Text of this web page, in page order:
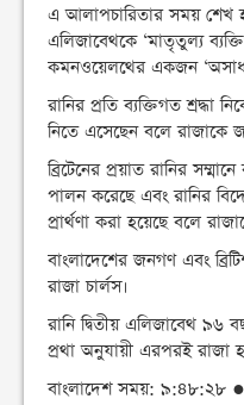
এ আলাপচারিতার সময় শেখ
এলিজাবেথকে ‘মাতৃতুল্য
কমনওয়েলথের একজন
রানির প্রতি ব্যক্তিগত শ্রদ্ধা
নিতে এসেছেন বলে রাজাকে
ব্রিটেনের প্রয়াত রানির
পালন করেছে এবং রানির
প্রার্থণা করা হয়েছে বলে
বাংলাদেশের জনগণ এবং
রাজা চার্লস।
রানি দ্বিতীয় এলিজাবেথ ৯৬
প্রথা অনুযায়ী এরপরই রাজা
বাংলাদেশ সময়: ৯:৪৮:২৮